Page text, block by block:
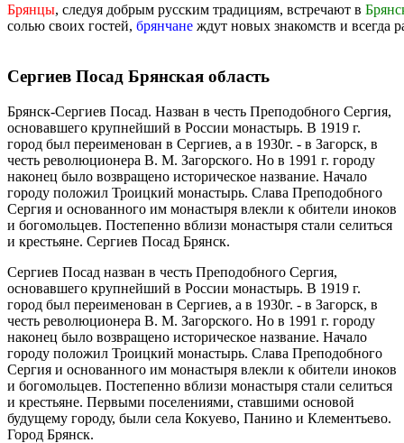
Брянцы, следуя добрым русским традициям, встречают в
солью своих гостей, брянчане ждут новых знакомств и всегда
Сергиев Посад Брянская область
Брянск-Сергиев Посад. Назван в честь Преподобного Сергия,
основавшего крупнейший в России монастырь. В 1919 г.
город был переименован в Сергиев, а в 1930г. - в Загорск, в
честь революционера В. М. Загорского. Но в 1991 г. городу
наконец было возвращено историческое название. Начало
городу положил Троицкий монастырь. Слава Преподобного
Сергия и основанного им монастыря влекли к обители иноков
и богомольцев. Постепенно вблизи монастыря стали селиться
и крестьяне. Сергиев Посад Брянск.
Сергиев Посад назван в честь Преподобного Сергия,
основавшего крупнейший в России монастырь. В 1919 г.
город был переименован в Сергиев, а в 1930г. - в Загорск, в
честь революционера В. М. Загорского. Но в 1991 г. городу
наконец было возвращено историческое название. Начало
городу положил Троицкий монастырь. Слава Преподобного
Сергия и основанного им монастыря влекли к обители иноков
и богомольцев. Постепенно вблизи монастыря стали селиться
и крестьяне. Первыми поселениями, ставшими основой
будущему городу, были села Кокуево, Панино и Клементьево.
Город Брянск.